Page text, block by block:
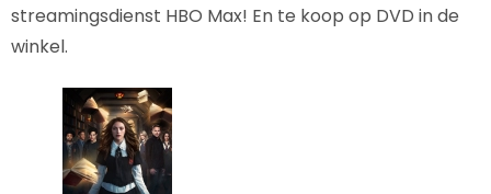
streamingsdienst HBO Max! En te koop op DVD in de
winkel.